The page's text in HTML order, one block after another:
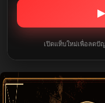
เปิดแท็บใหม่เพื่อลดปั